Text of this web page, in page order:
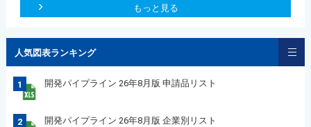
もっと見る
人気図表ランキング
1 開発パイプライン 26年8月版 申請品リスト
2 開発パイプライン 26年8月版 企業別リスト